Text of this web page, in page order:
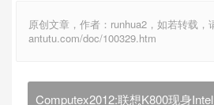
原创文章，作者：runhua2，如若转载，
antutu.com/doc/100329.htm
Computex2012:联想K800现身